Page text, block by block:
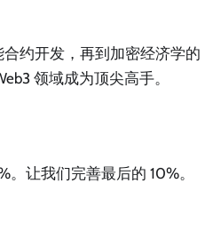
约开发，再到加密经济学的
领域成为顶尖高手。
让我们完善最后的 10%。